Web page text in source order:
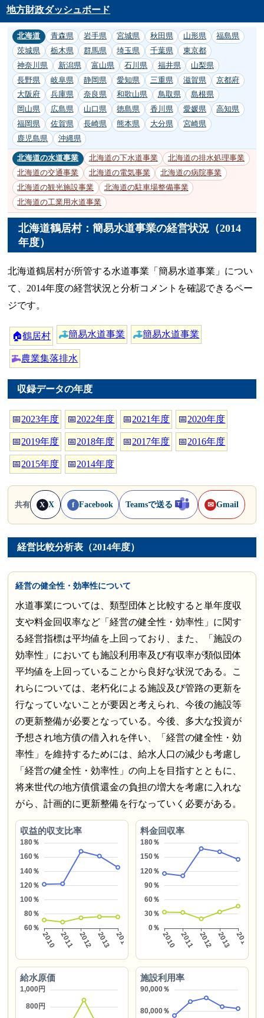
地方財政ダッシュボード
北海道 青森県 岩手県 宮城県 秋田県 山形県
福島県
茨城県
栃木県 群馬県 埼玉県 千葉県
東京都
神奈川県
新潟県 富山県 石川県 福井県
山梨県
長野県
岐阜県 静岡県 愛知県 三重県 滋賀県
京都府
大阪府
兵庫県 奈良県 和歌山県 鳥取県
島根県
岡山県
広島県 山口県 徳島県 香川県 愛媛県
高知県
福岡県
佐賀県 長崎県 熊本県 大分県
宮崎県
鹿児島県
沖縄県
北海道の水道事業 北海道の下水道事業
北海道の排水処理事業
北海道の交通事業
北海道の電気事業
北海道の病院事業
北海道の観光施設事業
北海道の駐車場整備事業
北海道の工業用水道事業
北海道鶴居村：簡易水道事業の経営状況（2014
年度）
北海道鶴居村が所管する水道事業「簡易水道事業」につい
て、2014年度の経営状況と分析コメントを確認できるペー
ジです。
🏠鶴居村 簡易水道事業 簡易水道事業
農業集落排水
収録データの年度
📅2023年度 📅2022年度 📅2021年度 📅2020年度
📅2019年度 📅2018年度 📅2017年度 📅2016年度
📅2015年度 📅2014年度
共有 X X f Facebook Teamsで送る ✉ Gmail
経営比較分析表（2014年度）
経営の健全性・効率性について
水道事業については、類型団体と比較すると単年度収
支や料金回収率など「経営の健全性・効率性」に関す
る経営指標は平均値を上回っており、また、「施設の
効率性」においても施設利用率及び有収率が類似団体
平均値を上回っていることから良好な状況である。こ
れらについては、老朽化による施設及び管路の更新を
行なっていないことが要因と考えられ、今後の施設等
の更新整備が必要となっている。今後、多大な投資が
予想され地方債の借入れを伴い、「経営の健全性・効
率性」を維持するためには、給水人口の減少も考慮し
「経営の健全性・効率性」の向上を目指すとともに、
将来世代の地方債償還金の負担の増大を考慮に入れな
がら、計画的に更新整備を行なっていく必要がある。
収益的収支比率 料金回収率
給水原価 施設利用率